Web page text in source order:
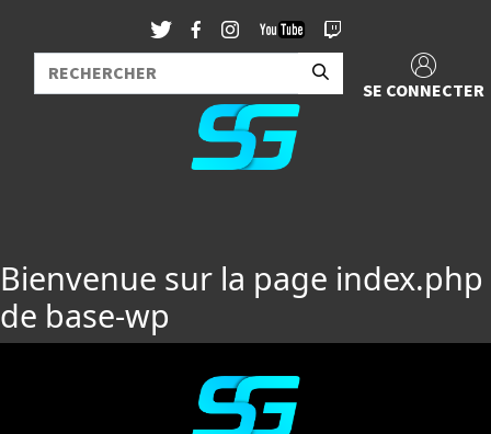
SE CONNECTER
Bienvenue sur la page index.php
de base-wp